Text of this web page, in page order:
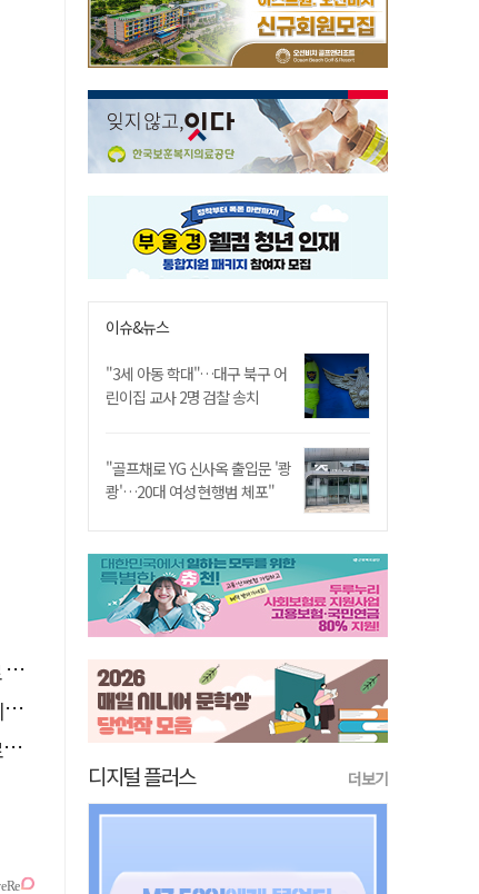
이슈&뉴스
"3세 아동 학대"…대구 북구 어
린이집 교사 2명 검찰 송치
"골프채로 YG 신사옥 출입문 '쾅
쾅'…20대 여성 현행범 체포"
디지털 플러스 더보기